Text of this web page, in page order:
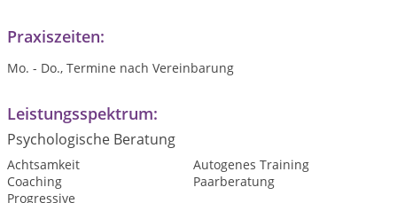
Praxiszeiten:
Mo. - Do., Termine nach Vereinbarung
Leistungsspektrum:
Psychologische Beratung
Achtsamkeit
Autogenes Training
Coaching
Paarberatung
Progressive